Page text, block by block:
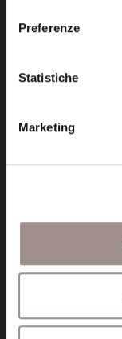
Preferenze
Statistiche
Marketing
Whistleblowing